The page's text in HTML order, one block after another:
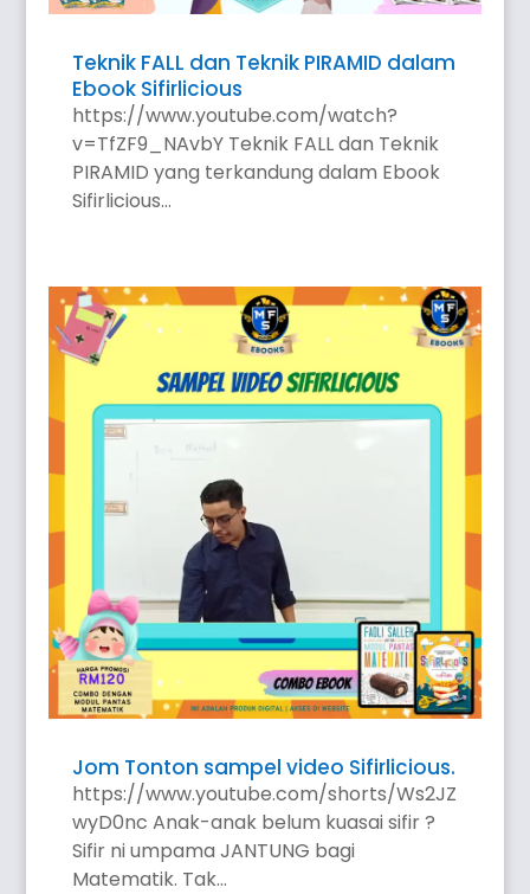
Teknik FALL dan Teknik PIRAMID dalam
Ebook Sifirlicious
https://www.youtube.com/watch?
v=TfZF9_NAvbY Teknik FALL dan Teknik
PIRAMID yang terkandung dalam Ebook
Sifirlicious...
Jom Tonton sampel video Sifirlicious.
https://www.youtube.com/shorts/Ws2JZ
wyD0nc Anak-anak belum kuasai sifir ?
Sifir ni umpama JANTUNG bagi
Matematik. Tak...